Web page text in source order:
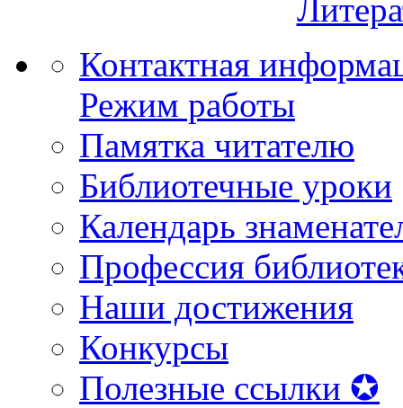
Контактная
Режим работы
Памятка читателю
Библиотечные уроки
Календарь
Профессия
Наши достижения
Конкурсы
Полезные ссылки ✪